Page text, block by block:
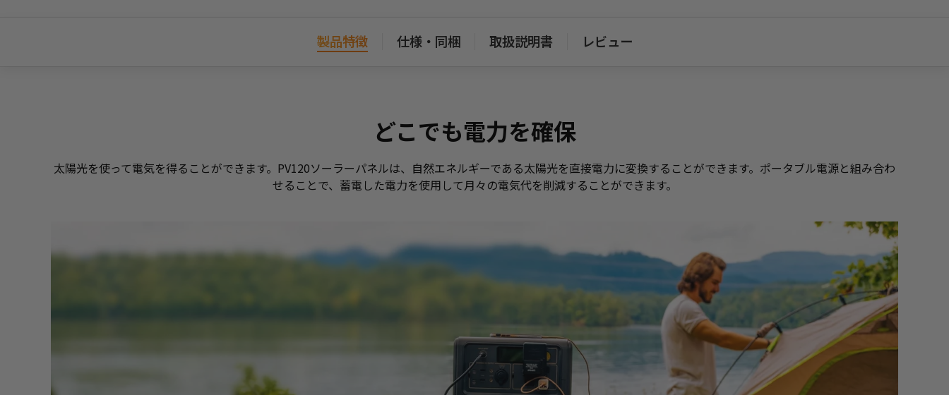
製品特徴 仕様・同梱 取扱説明書 レビュー
どこでも電力を確保
太陽光を使って電気を得ることができます。PV120ソーラーパネルは、自然エネルギーである太陽光を直接電力に変換することができます。ポータブル電源と組み合わ
せることで、蓄電した電力を使用して月々の電気代を削減することができます。